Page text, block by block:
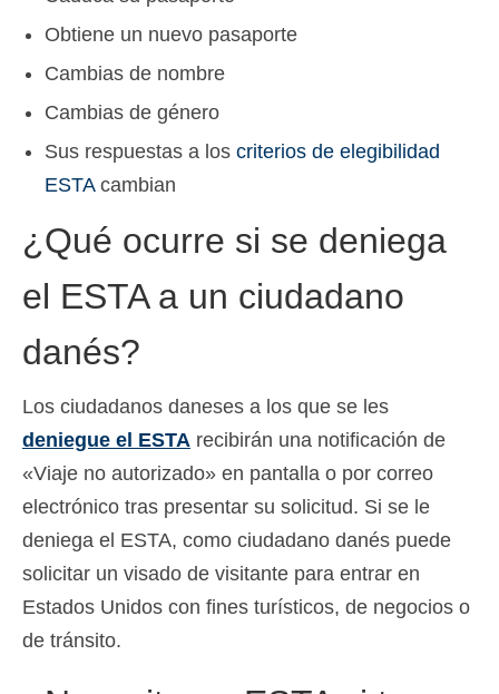
Obtiene un nuevo pasaporte
Cambias de nombre
Cambias de género
Sus respuestas a los criterios de elegibilidad
ESTAcambian
¿Qué ocurre si se deniega
el ESTA a un ciudadano
danés?
Los ciudadanos daneses a los que se les
deniegue el ESTA recibirán una notificación de
«Viaje no autorizado» en pantalla o por correo
electrónico tras presentar su solicitud. Si se le
deniega el ESTA, como ciudadano danés puede
solicitar un visado de visitante para entrar en
Estados Unidos con fines turísticos, de negocios o
de tránsito.